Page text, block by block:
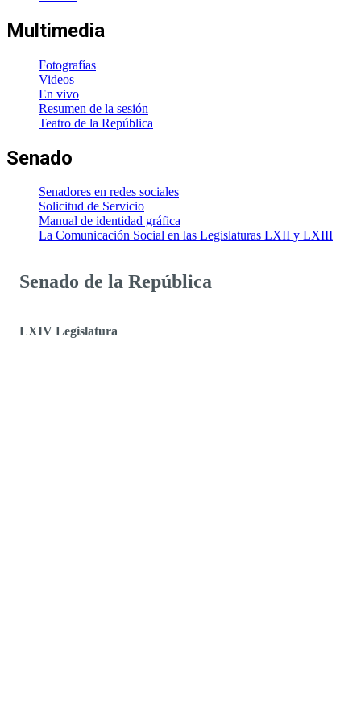
Multimedia
Fotografías
Videos
En vivo
Resumen de la sesión
Teatro de la República
Senado
Senadores en redes sociales
Solicitud de Servicio
Manual de identidad gráfica
La Comunicación Social en las Legislaturas LXII y LXIII
Senado de la República
LXIV Legislatura